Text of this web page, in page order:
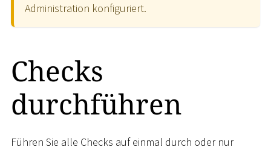
Administration konfiguriert.
Checks
durchführen
Führen Sie alle Checks auf einmal durch oder nur